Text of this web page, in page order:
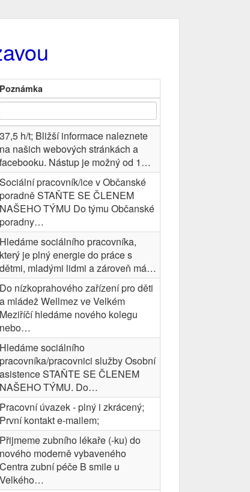
Poznámka
37,5 h/t; Bližší informace naleznete
na našich webových stránkách a
facebooku. Nástup je možný od 1…
Sociální pracovník/ice v Občanské
poradně STAŇTE SE ČLENEM
NAŠEHO TÝMU Do týmu Občanské
poradny…
Hledáme sociálního pracovníka,
který je plný energie do práce s
dětmi, mladými lidmi a zároveň má…
Do nízkoprahového zařízení pro děti
a mládež Wellmez ve Velkém
Meziříčí hledáme nového kolegu
nebo…
Hledáme sociálního
pracovníka/pracovnici služby Osobní
asistence STAŇTE SE ČLENEM
NAŠEHO TÝMU. Do…
Pracovní úvazek - plný i zkrácený;
První kontakt e-mailem;
Přijmeme zubního lékaře (-ku) do
nového moderně vybaveného
Centra zubní péče B smile u
Velkého…